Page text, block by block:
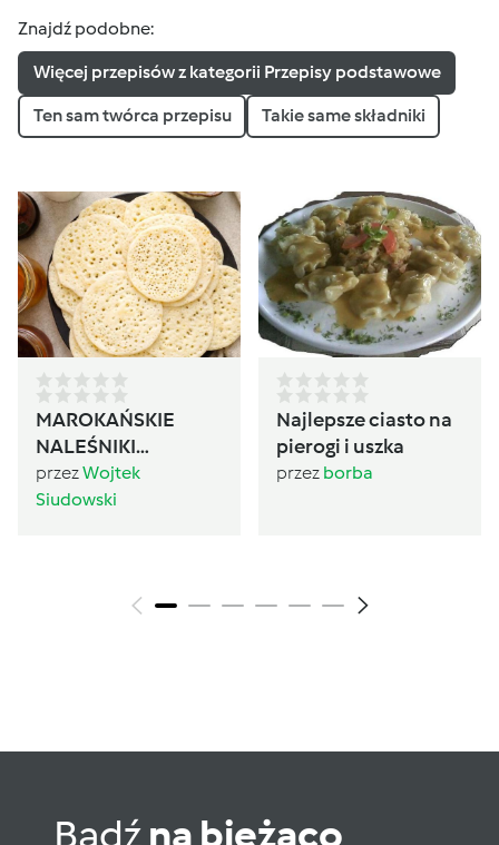
Znajdź podobne:
Więcej przepisów z kategorii Przepisy podstawowe
Ten sam twórca przepisu Takie same składniki
MAROKAŃSKIE
NALEŚNIKI
BAGHRIR
przezWojtek
Siudowski
Najlepsze ciasto na
pierogi i uszka
przez borba
Bądźna bieżąco